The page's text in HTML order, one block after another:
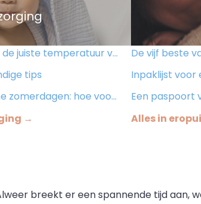
temperatuur voor je baby
tips
voorkom je oververhitting & uitdroging
→
De vijf beste
Inpaklijst voor
Een paspoort
Alles in
breekt er een spannende tijd aan,